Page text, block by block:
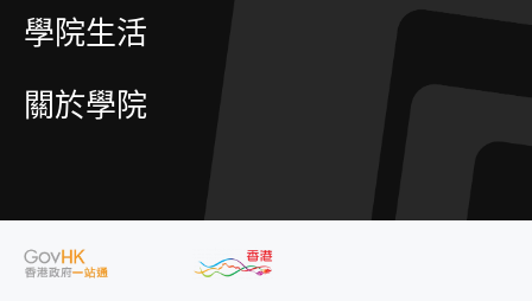
學院生活
關於學院